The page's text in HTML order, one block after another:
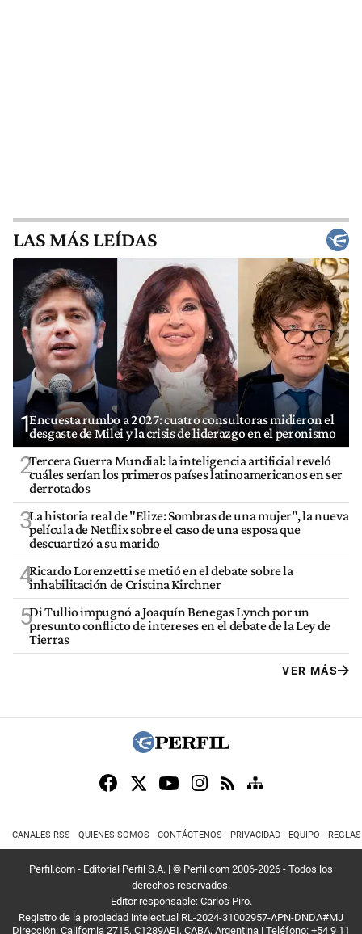
LAS MÁS LEÍDAS
1Encuesta rumbo a 2027: cuatro consultoras midieron el
desgaste de Milei y la crisis de liderazgo en el peronismo
2Tercera Guerra Mundial: la inteligencia artificial reveló
cuáles serían los primeros países latinoamericanos en ser
derrotados
3La historia real de "Elize: Sombras de una mujer", la nueva
película de Netflix sobre el caso de una esposa que
descuartizó a su marido
4Ricardo Lorenzetti se metió en el debate sobre la
inhabilitación de Cristina Kirchner
5Di Tullio impugnó a Joaquín Benegas Lynch por un
presunto conflicto de intereses en el debate de la Ley de
Tierras
VER MÁS
CANALES RSS QUIENES SOMOS CONTÁCTENOS PRIVACIDAD EQUIPO
Perfil.com - Editorial Perfil S.A. | © Perfil.com 2006-2026 - Todos los
derechos reservados.
Editor responsable: Carlos Piro.
Registro de la propiedad intelectual RL-2024-31002957-APN-DNDA#MJ
Dirección: California 2715, C1289ABI, CABA, Argentina | Teléfono: +54 9 11